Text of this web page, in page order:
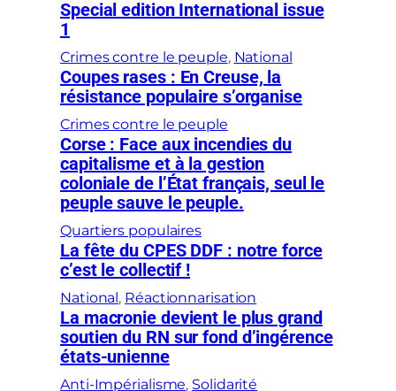
Special edition International issue
1
Crimes contre le peuple, National
Coupes rases : En Creuse, la
résistance populaire s’organise
Crimes contre le peuple
Corse : Face aux incendies du
capitalisme et à la gestion
coloniale de l’État français, seul le
peuple sauve le peuple.
Quartiers populaires
La fête du CPES DDF : notre force
c’est le collectif !
National, Réactionnarisation
La macronie devient le plus grand
soutien du RN sur fond d’ingérence
états-unienne
Anti-Impérialisme, Solidarité